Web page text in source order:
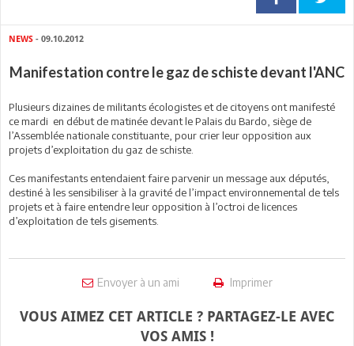
NEWS - 09.10.2012
Manifestation contre le gaz de schiste devant l'ANC
Plusieurs dizaines de militants écologistes et de citoyens ont manifesté
ce mardi en début de matinée devant le Palais du Bardo, siège de
l’Assemblée nationale constituante, pour crier leur opposition aux
projets d’exploitation du gaz de schiste.
Ces manifestants entendaient faire parvenir un message aux députés,
destiné à les sensibiliser à la gravité de l’impact environnemental de tels
projets et à faire entendre leur opposition à l’octroi de licences
d’exploitation de tels gisements.
Envoyer à un ami Imprimer
VOUS AIMEZ CET ARTICLE ? PARTAGEZ-LE AVEC
VOS AMIS !